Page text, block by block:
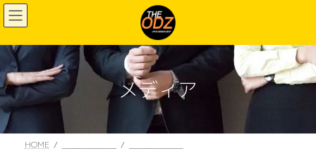
コ
ン
ン
へ
ス
キ
ッ
プ
ナ
ビ
ー
ョ
ン
に
移
動
メディア
HOME